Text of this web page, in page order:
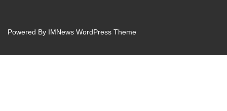
Powered By IMNews WordPress Theme